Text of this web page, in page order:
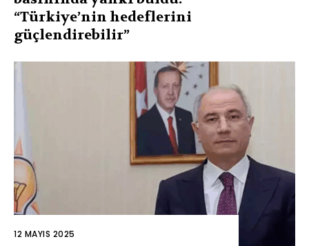
“Türkiye’nin hedeflerini
güçlendirebilir”
12 MAYIS 2025